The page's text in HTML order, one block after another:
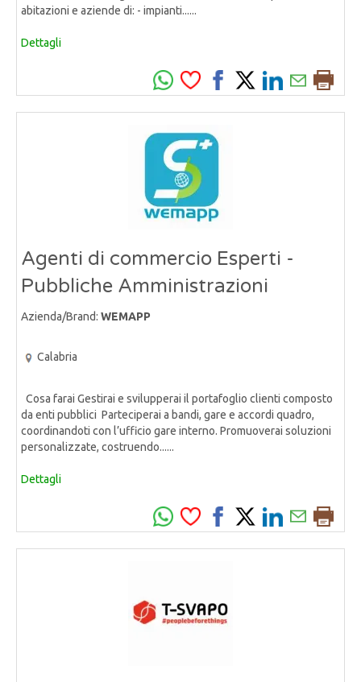
abitazioni e aziende di: - impianti......
Dettagli
Agenti di commercio Esperti -
Pubbliche Amministrazioni
Azienda/Brand: WEMAPP
Calabria
Cosa farai Gestirai e svilupperai il portafoglio clienti composto
da enti pubblici Parteciperai a bandi, gare e accordi quadro,
coordinandoti con l’ufficio gare interno. Promuoverai soluzioni
personalizzate, costruendo......
Dettagli